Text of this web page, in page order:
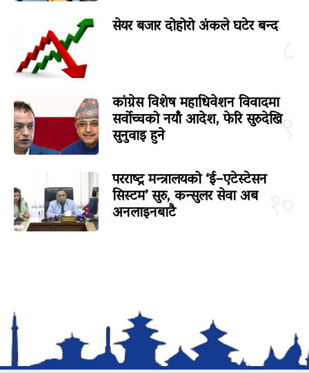
सेयर बजार दोहोरो अंकले घटेर बन्द
९
कांग्रेस विशेष महाधिवेशन विवादमा
सर्वोच्चको नयाँ आदेश, फेरि सुरुदेखि
सुनुवाइ हुने
परराष्ट्र मन्त्रालयको ‘ई–एटेस्टेसन
सिस्टम’ सुरु, कन्सुलर सेवा अब
अनलाइनबाटै